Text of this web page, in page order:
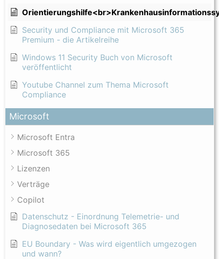
Security und Compliance mit Microsoft 365
Premium - die Artikelreihe
Windows 11 Security Buch von Microsoft
veröffentlicht
Youtube Channel zum Thema Microsoft
Compliance
Microsoft
Microsoft Entra
Microsoft 365
Lizenzen
Verträge
Copilot
Datenschutz - Einordnung Telemetrie- und
Diagnosedaten bei Microsoft 365
EU Boundary - Was wird eigentlich umgezogen
und wann?